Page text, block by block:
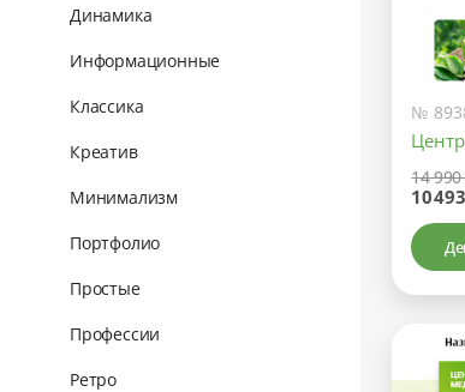
Динамика
Информационные
Классика
Креатив
Минимализм
Портфолио
Простые
Профессии
Ретро
№
14